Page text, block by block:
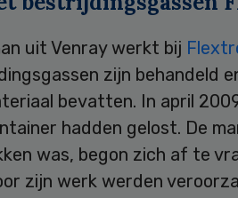
uit Venray werkt bij
zijn behandeld
bevatten. In april
hadden gelost. De
was, begon zich af te
zijn werk werden